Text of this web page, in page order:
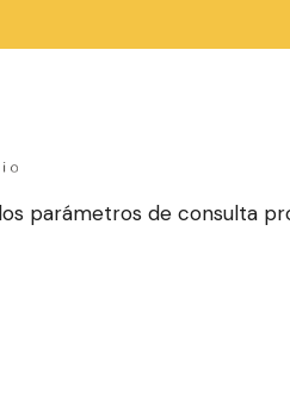
parámetros de consulta